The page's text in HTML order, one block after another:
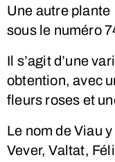
Une autre
sous le numéro
Il s’agit d’une
obtention, avec
fleurs roses et
Le nom de Viau
Vever, Valtat,